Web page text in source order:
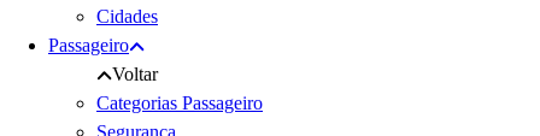
Cidades
Passageiro
Voltar
Categorias Passageiro
Segurança